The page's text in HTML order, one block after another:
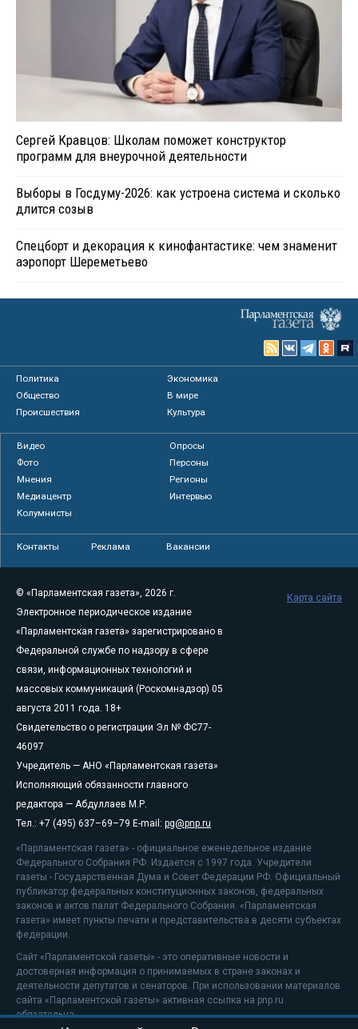
Сергей Кравцов: Школам поможет конструктор
программ для внеурочной деятельности
Выборы в Госдуму-2026: как устроена система и сколько
длится созыв
Спецборт и декорация к кинофантастике: чем знаменит
аэропорт Шереметьево
Политика
Экономика
Общество
В мире
Происшествия
Культура
Видео
Опросы
Фото
Персоны
Мнения
Регионы
Медиацентр
Интервью
Колумнисты
Контакты Реклама Вакансии
© «Парламентская газета», 2026 г.
Электронное периодическое издание
«Парламентская газета» зарегистрировано в
Федеральной службе по надзору в сфере
связи, информационных технологий и
массовых коммуникаций (Роскомнадзор) 05
августа 2011 года. 18+
Свидетельство о регистрации Эл № ФС77-
46097
Учредитель — АНО «Парламентская газета»
Исполняющий обязанности главного
редактора — Абдуллаев М.Р.
Тел.: +7 (495) 637–69–79 E-mail: pg@pnp.ru
«Парламентская газета» - официальное еженедельное издание
Федерального Собрания РФ. Издается с 1997 года. Учредители
газеты - Государственная Дума и Совет Федерации РФ. Официальный
публикатор федеральных конституционных законов, федеральных
законов и актов палат Федерального Собрания. «Парламентская
газета» имеет пункты печати и представительства в десяти субъектах
федерации.
Сайт «Парламентской газеты» - это оперативные новости и
достоверная информация о принимаемых в стране законах и
деятельности депутатов и сенаторов. При использовании материалов
сайта «Парламентской газеты» активная ссылка на pnp.ru
обязательна.
Карта сайта